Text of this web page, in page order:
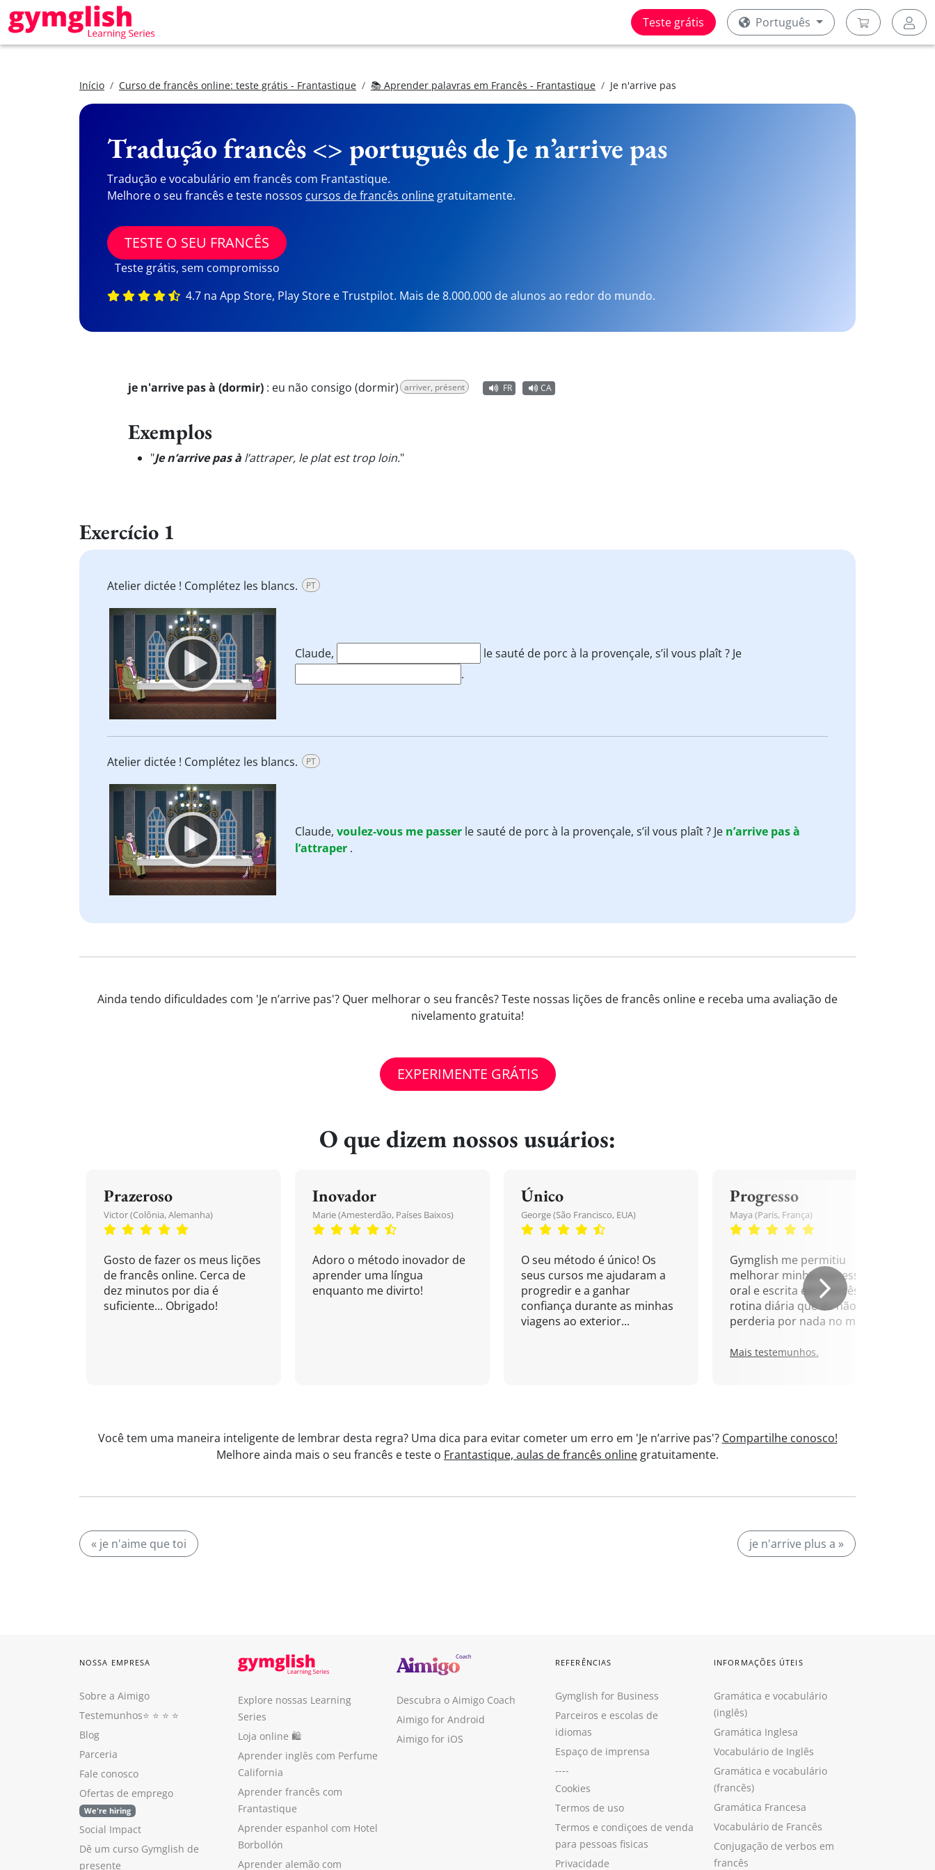
Teste grátis Português
Início Curso de francês online: teste grátis - Frantastique 📚 Aprender palavras em Francês - Frantastique Je n'arrive pas
Tradução francês <> português de Je n’arrive pas
Tradução e vocabulário em francês com Frantastique.
Melhore o seu francês e teste nossos cursos de francês online gratuitamente.
TESTE O SEU FRANCÊS
Teste grátis, sem compromisso
4.7 na App Store, Play Store e Trustpilot. Mais de 8.000.000 de alunos ao redor do mundo.
je n'arrive pas à (dormir) : eu não consigo (dormir) arriver, présent FR CA
Exemplos
"Je n’arrive pas à l’attraper, le plat est trop loin."
Exercício 1
Atelier dictée ! Complétez les blancs. PT
Video
Player
Claude,
le sauté de porc à la provençale, s’il vous plaît ? Je
.
Atelier dictée ! Complétez les blancs. PT
Video
Player
Claude, voulez-vous me passer le sauté de porc à la provençale, s’il vous plaît ? Je n’arrive pas à
l’attraper .
Ainda tendo dificuldades com 'Je n’arrive pas'? Quer melhorar o seu francês? Teste nossas lições de francês online e receba uma avaliação de
nivelamento gratuita!
EXPERIMENTE GRÁTIS
O que dizem nossos usuários:
Prazeroso
Victor (Colônia, Alemanha)
Gosto de fazer os meus lições
de francês online. Cerca de
dez minutos por dia é
suficiente... Obrigado!
Inovador
Marie (Amesterdão, Países Baixos)
Adoro o método inovador de
aprender uma língua
enquanto me divirto!
Único
George (São Francisco, EUA)
O seu método é único! Os
seus cursos me ajudaram a
progredir e a ganhar
confiança durante as minhas
viagens ao exterior...
Progresso
Maya (Paris, França)
Gymglish me permitiu
melhorar minha expressão
oral e escrita em francês. Uma
rotina diária que eu não
perderia por nada no mundo!
Mais testemunhos.
Você tem uma maneira inteligente de lembrar desta regra? Uma dica para evitar cometer um erro em 'Je n’arrive pas'? Compartilhe conosco!
Melhore ainda mais o seu francês e teste o Frantastique, aulas de francês online gratuitamente.
« je n'aime que toi je n'arrive plus a »
NOSSA EMPRESA
Sobre a Aimigo
Testemunhos⭐️ ⭐️ ⭐️ ⭐️
Blog
Parceria
Fale conosco
Ofertas de emprego
We're hiring
Social Impact
Dê um curso Gymglish de
presente
Explore nossas Learning
Series
Loja online 🛍
Aprender inglês com Perfume
California
Aprender francês com
Frantastique
Aprender espanhol com Hotel
Borbollón
Aprender alemão com
Descubra o Aimigo Coach
Aimigo for Android
Aimigo for iOS
REFERÊNCIAS
Gymglish for Business
Parceiros e escolas de
idiomas
Espaço de imprensa
----
Cookies
Termos de uso
Termos e condiçoes de venda
para pessoas fisicas
Privacidade
INFORMAÇÕES ÚTEIS
Gramática e vocabulário
(inglês)
Gramática Inglesa
Vocabulário de Inglês
Gramática e vocabulário
(francês)
Gramática Francesa
Vocabulário de Francês
Conjugação de verbos em
francês